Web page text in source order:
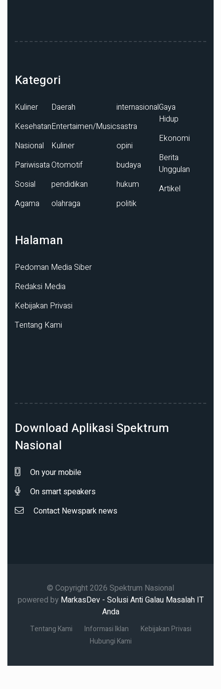
Kategori
Kuliner
Kesehatan
Nasional
Pariwisata
Sosial
Agama
Daerah
Entertaimen/Music
Kuliner
Otomotif
pendidikan
olahraga
internasional
sastra
opini
budaya
hukum
politik
Gaya
Hidup
Ekonomi
Berita
Unggulan
Artikel
Halaman
Pedoman Media Siber
Redaksi Media
Kebijakan Privasi
Tentang Kami
Download Aplikasi Spektrum
Nasional
On your mobile
On smart speakers
Contact Newspark news
© Copyright 2026 Spektrum Nasional
powered by MarkasDev - Solusi Anti Galau Masalah IT
Anda
Tentang Kami Informasi Iklan
Kebijakan Privasi
Hubungi Kami